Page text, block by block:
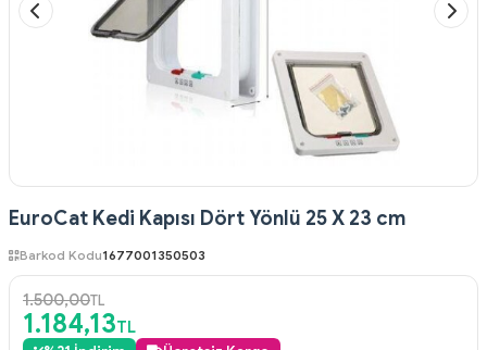
EuroCat Kedi Kapısı Dört Yönlü 25 X 23 cm
Barkod Kodu1677001350503
1.500,00TL
1.184,13TL